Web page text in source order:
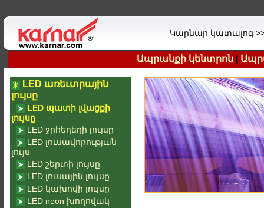
Կարնար կատալոգ
Ապրանքի կենտրոն
LED առեւտրային
լույսը
LED պատի լվացքի
լույսը
LED ջրհեղեղի լույսը
LED լուսավորության
լույս
LED շերտի լույսը
LED լուսային լույսը
LED կախովի լույսը
LED neon խողովակ